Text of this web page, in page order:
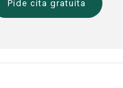
Pide cita gratuita